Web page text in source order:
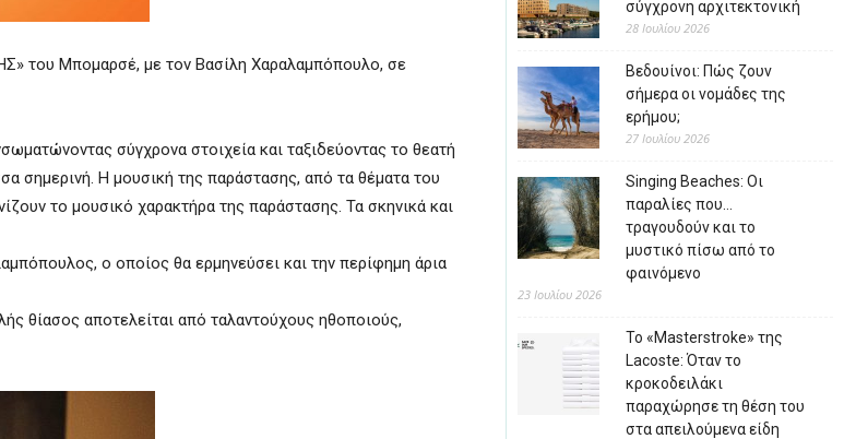
του Μπομαρσέ, με τον Βασίλη Χαραλαμπόπουλο, σε
σύγχρονα στοιχεία και ταξιδεύοντας το θεατή
σημερινή. H μουσική της παράστασης, από τα θέματα του
το μουσικό χαρακτήρα της παράστασης. Τα σκηνικά και
ο οποίος θα ερμηνεύσει και την περίφημη άρια
θίασος αποτελείται από ταλαντούχους ηθοποιούς,
σύγχρονη αρχιτεκτονική
28 Ιουλίου 2026
Βεδουίνοι: Πώς ζουν
σήμερα οι νομάδες της
ερήμου;
27 Ιουλίου 2026
Singing Beaches: Οι
παραλίες που…
τραγουδούν και το
μυστικό πίσω από το
φαινόμενο
23 Ιουλίου 2026
Το «Masterstroke» της
Lacoste: Όταν το
κροκοδειλάκι
παραχώρησε τη θέση του
στα απειλούμενα είδη